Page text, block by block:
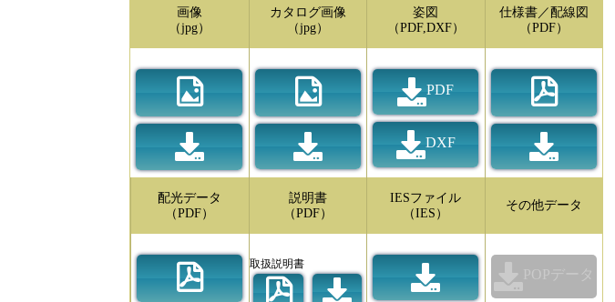
画像
（jpg）
カタログ画像
（jpg）
姿図
（PDF,DXF）
PDF
DXF
仕様書／配線図
（PDF）
配光データ
（PDF）
説明書
（PDF）
取扱説明書
IESファイル
（IES）
その他データ
POPデータ